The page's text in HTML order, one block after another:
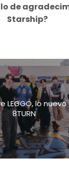
de
Starship?
LEGGO, lo nuevo
8TURN